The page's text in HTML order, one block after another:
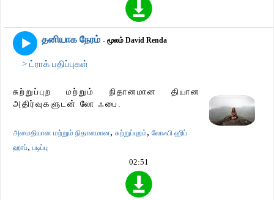
தனியாக நேரம் - மூலம் David Renda
> ட்ராக் பதிப்புகள்
சுற்றுப்புற மற்றும் நிதானமான தியான
அதிர்வுகளுடன் லோ ஃபை.
அமைதியான மற்றும் நிதானமான, சுற்றுப்புறம், லோஃபி ஹிப்
ஹாப், படிப்பு
02:51